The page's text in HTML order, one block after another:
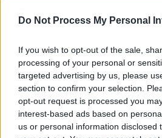
Do Not Process My Personal
If you wish to opt-out of the sale,
processing of your personal or
targeted advertising by us, please
section to confirm your selection.
opt-out request is processed you
interest-based ads based on
us or personal information disclosed
Οικονομία 31.07.2026 09:15
Μηνιαίο επίδομα έως
στελέχη των Ενόπλων
Αξιωματικοί το 65% των
Ολοκληρώθηκαν οι